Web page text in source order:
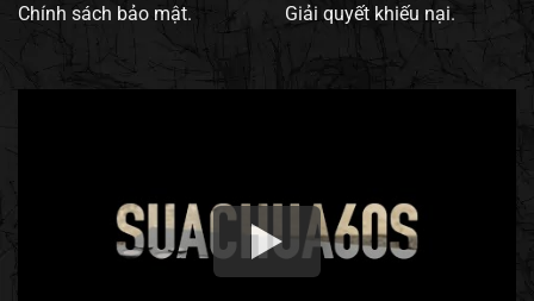
Chính sách bảo mật. Giải quyết khiếu nại.